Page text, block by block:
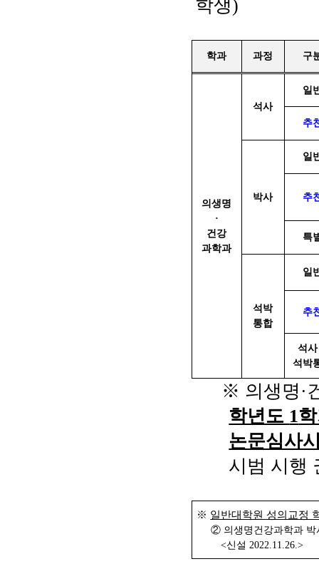
학생)
학과 과정 구
의생명
·
건강
과학과
석사
일
추
박사
일
추
특
석박
통합
일
추
석사
석박
※ 의생명·
학년도 1
논문심사
시범 시행
※ 일반대학원 성의교정
② 의생명건강과학과 박
<신설 2022.11.26.>